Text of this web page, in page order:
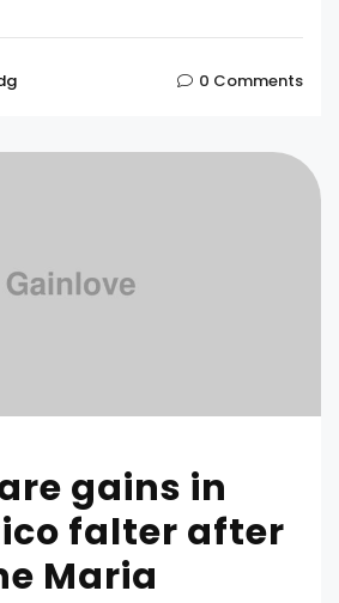
0 Comments
gains in
falter after
Maria